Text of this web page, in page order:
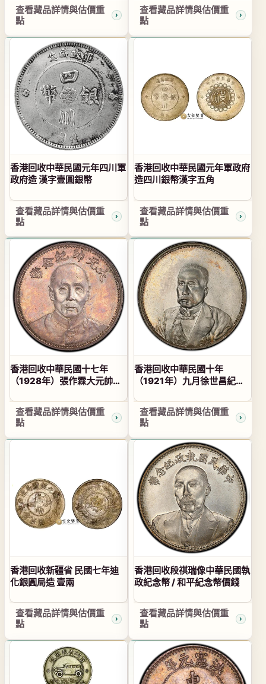
查看藏品詳情與估價重
點
查看藏品詳情與估價重
點
香港回收中華民國元年四川軍
政府造 漢字壹圓銀幣
查看藏品詳情與估價重
點
香港回收中華民國元年軍政府
造四川銀幣漢字五角
查看藏品詳情與估價重
點
香港回收中華民國十七年
（1928年）張作霖大元帥紀
查看藏品詳情與估價重
點
香港回收中華民國十年
（1921年）九月徐世昌紀念
查看藏品詳情與估價重
點
香港回收新疆省 民國七年迪
化銀圓局造 壹兩
查看藏品詳情與估價重
點
香港回收段祺瑞像中華民國執
政紀念幣 / 和平紀念幣價錢
查看藏品詳情與估價重
點